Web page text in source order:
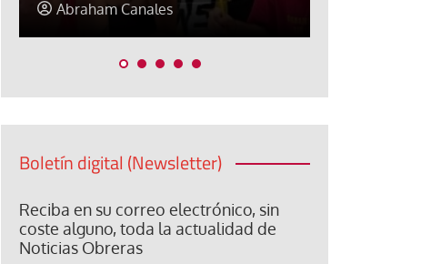
Elisa Brey
Boletín digital (Newsletter)
Reciba en su correo electrónico, sin
coste alguno, toda la actualidad de
Noticias Obreras